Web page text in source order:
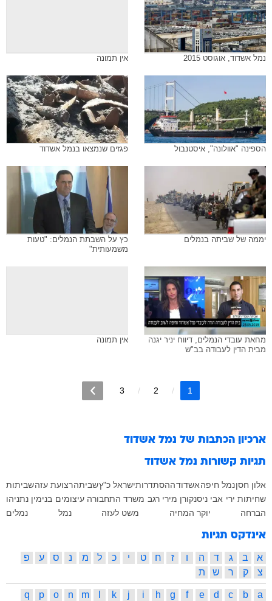
נמל אשדוד, אוגוסט 2015 אין תמונה
הספינה "אוולונה", איסטנבול פגזים שנמצאו בנמל אשדוד
יממה של שביתה בנמלים
כץ על השבתת הנמלים: "טעות
משמעותית"
מחאת עובדי הנמלים, דיווח יניר יגנה
מבית הדין לעבודה בב"ש
אין תמונה
1
2
3
ארכיון הכתבות של נמל אשדוד
תגיות קשורות נמל אשדוד
אלון חסןנמל חיפהאשדודההסתדרותישראל כ"ץשביתהרצועת עזהשביתות
שחיתות ירי אבי ניסנקורן מירי רגב משרד התחבורה עיצומים בנימין נתניהו
הברחה
יוקר המחיה משט לעזה נמל נמלים
אינדקס תגיות
א ב ג ד ה ו ז ח ט י כ ל מ נ ס ע
פ
צ
ק ר ש ת
a
b
c
d
e
f
g
h
i
j
k
m
n
o
p
q